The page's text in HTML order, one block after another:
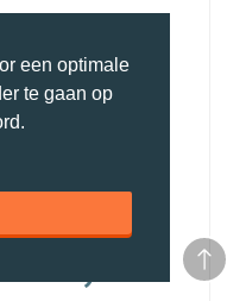
een optimale
te gaan op